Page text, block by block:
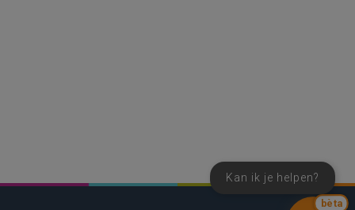
bèta
Kan ik je helpen?